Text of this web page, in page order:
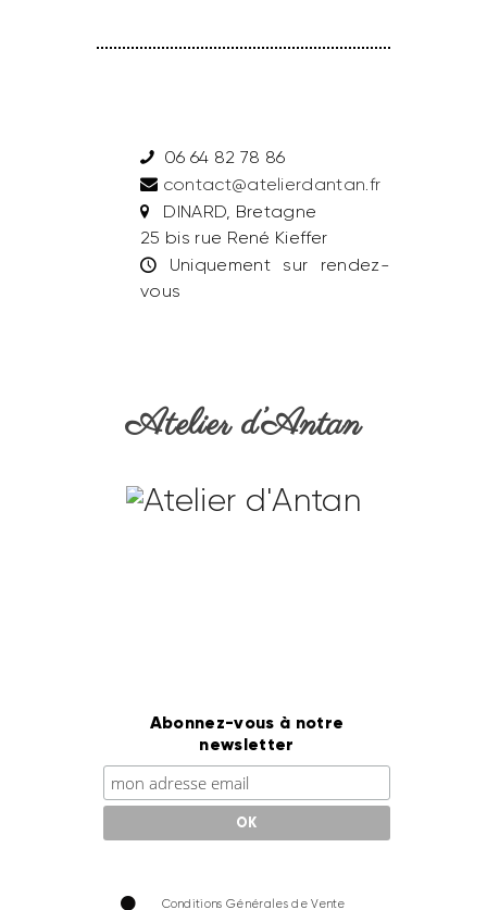
06 64 82 78 86
contact@atelierdantan.fr
DINARD, Bretagne
25 bis rue René Kieffer
Uniquement sur rendez-
vous
Atelier d’Antan
Abonnez-vous à notre
newsletter
Conditions Générales de Vente